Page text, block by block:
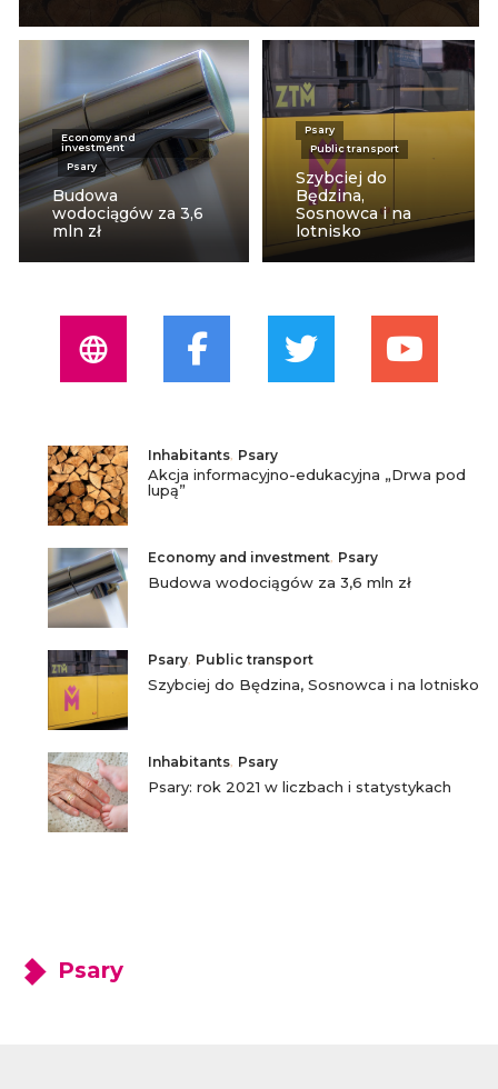
Economy and
investment
Psary
Budowa
wodociągów za 3,6
mln zł
Psary
Public transport
Szybciej do
Będzina,
Sosnowca i na
lotnisko
Inhabitants Psary
Akcja informacyjno-edukacyjna „Drwa pod
lupą”
Economy and investment Psary
Budowa wodociągów za 3,6 mln zł
Psary Public transport
Szybciej do Będzina, Sosnowca i na lotnisko
Inhabitants Psary
Psary: rok 2021 w liczbach i statystykach
Psary